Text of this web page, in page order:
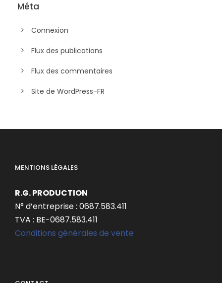
Méta
Connexion
Flux des publications
Flux des commentaires
Site de WordPress-FR
MENTIONS LÉGALES
R.G. PRODUCTION
N° d’entreprise : 0687.583.411
TVA : BE-0687.583.411
Conditions générales de vente